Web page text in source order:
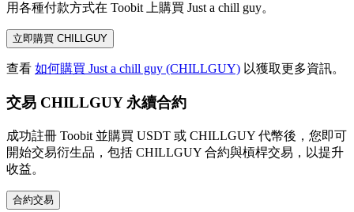
用各種付款方式在 Toobit 上購買 Just a chill guy。
立即購買 CHILLGUY
查看 如何購買 Just a chill guy (CHILLGUY) 以獲取更多資訊。
交易 CHILLGUY 永續合約
成功註冊 Toobit 並購買 USDT 或 CHILLGUY 代幣後，您即可
開始交易衍生品，包括 CHILLGUY 合約與槓桿交易，以提升
收益。
合約交易